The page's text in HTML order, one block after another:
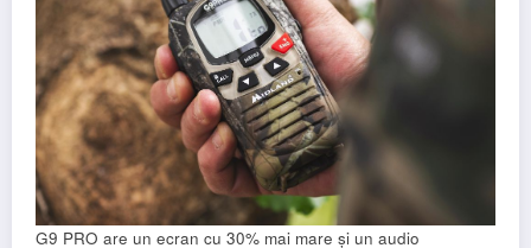
G9 PRO are un ecran cu 30% mai mare și un audio